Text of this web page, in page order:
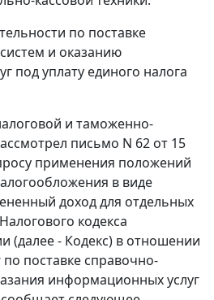
по поставке
и оказанию
под уплату единого налога
и таможенно-
письмо N 62 от 15
применения положений
в виде
доход для отдельных
кодекса
(далее - Кодекс) в отношении
по поставке справочно-
информационных услуг